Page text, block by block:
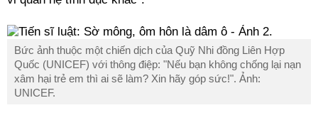
Bức ảnh thuộc một chiến dịch của Quỹ Nhi đồng Liên Hợp
Quốc (UNICEF) với thông điệp: "Nếu bạn không chống lại nạn
xâm hại trẻ em thì ai sẽ làm? Xin hãy góp sức!". Ảnh:
UNICEF.